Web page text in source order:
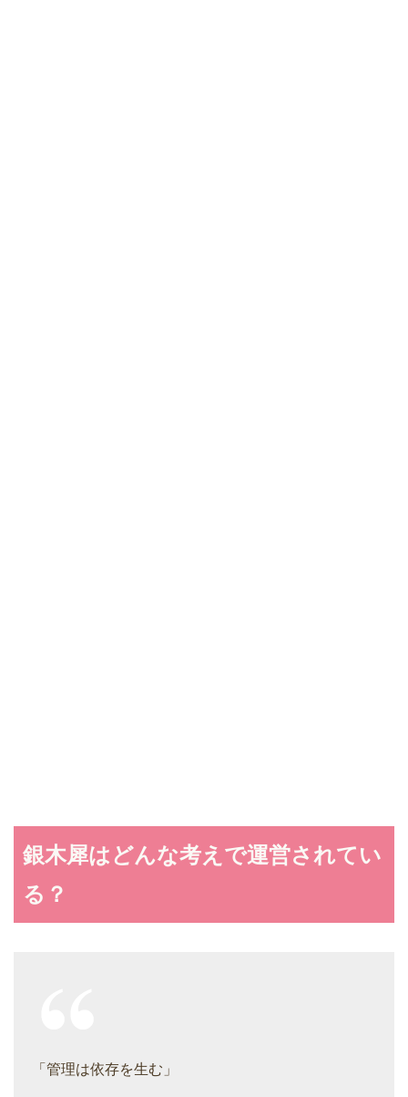
銀木犀はどんな考えで運営されてい
る？
「管理は依存を生む」